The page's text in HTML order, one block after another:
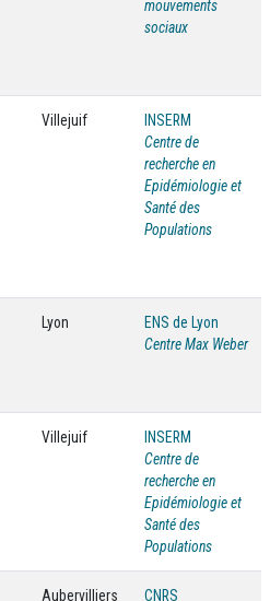
mouvements
sociaux
Villejuif
INSERM
Centre de
recherche en
Epidémiologie et
Santé des
Populations
Lyon
ENS de Lyon
Centre Max Weber
Villejuif
INSERM
Centre de
recherche en
Epidémiologie et
Santé des
Populations
Aubervilliers
CNRS